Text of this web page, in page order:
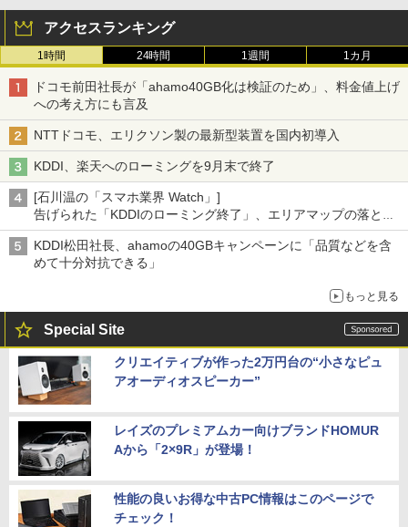
アクセスランキング
1時間 24時間 1週間 1カ月
ドコモ前田社長が「ahamo40GB化は検証のため」、料金値上げ
への考え方にも言及
NTTドコモ、エリクソン製の最新型装置を国内初導入
KDDI、楽天へのローミングを9月末で終了
[石川温の「スマホ業界 Watch」]
告げられた「KDDIのローミング終了」、エリアマップの落とし
穴と楽天モバイルの課題
KDDI松田社長、ahamoの40GBキャンペーンに「品質などを含
めて十分対抗できる」
もっと見る
Special Site
クリエイティブが作った2万円台の“小さなピュ
アオーディオスピーカー”
レイズのプレミアムカー向けブランドHOMUR
Aから「2×9R」が登場！
性能の良いお得な中古PC情報はこのページで
チェック！